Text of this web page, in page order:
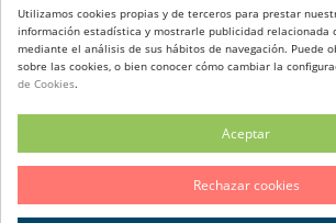
Utilizamos cookies propias y de terceros para prestar
información estadística y mostrarle publicidad relacionada
mediante el análisis de sus hábitos de navegación. Puede
sobre las cookies, o bien conocer cómo cambiar la
de Cookies.
Aceptar
Rechazar cookies